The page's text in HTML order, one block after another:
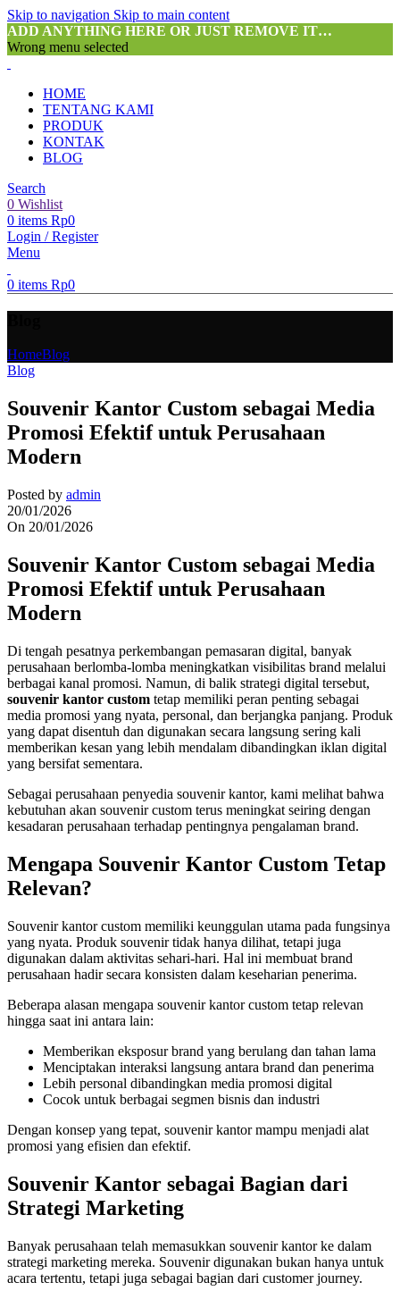
Skip to navigation Skip to main content
ADD ANYTHING HERE OR JUST REMOVE IT…
Wrong menu selected
HOME
TENTANG KAMI
PRODUK
KONTAK
BLOG
Search
0 Wishlist
0 items Rp0
Login / Register
Menu
0 items Rp0
HomeBlog
Blog
Souvenir Kantor Custom sebagai Media
Promosi Efektif untuk Perusahaan
Modern
Posted by admin
20/01/2026
On 20/01/2026
Souvenir Kantor Custom sebagai Media
Promosi Efektif untuk Perusahaan
Modern
Di tengah pesatnya perkembangan pemasaran digital, banyak
perusahaan berlomba-lomba meningkatkan visibilitas brand melalui
berbagai kanal promosi. Namun, di balik strategi digital tersebut,
souvenir kantor custom tetap memiliki peran penting sebagai
media promosi yang nyata, personal, dan berjangka panjang. Produk
yang dapat disentuh dan digunakan secara langsung sering kali
memberikan kesan yang lebih mendalam dibandingkan iklan digital
yang bersifat sementara.
Sebagai perusahaan penyedia souvenir kantor, kami melihat bahwa
kebutuhan akan souvenir custom terus meningkat seiring dengan
kesadaran perusahaan terhadap pentingnya pengalaman brand.
Mengapa Souvenir Kantor Custom Tetap
Relevan?
Souvenir kantor custom memiliki keunggulan utama pada fungsinya
yang nyata. Produk souvenir tidak hanya dilihat, tetapi juga
digunakan dalam aktivitas sehari-hari. Hal ini membuat brand
perusahaan hadir secara konsisten dalam keseharian penerima.
Beberapa alasan mengapa souvenir kantor custom tetap relevan
hingga saat ini antara lain:
Memberikan eksposur brand yang berulang dan tahan lama
Menciptakan interaksi langsung antara brand dan penerima
Lebih personal dibandingkan media promosi digital
Cocok untuk berbagai segmen bisnis dan industri
Dengan konsep yang tepat, souvenir kantor mampu menjadi alat
promosi yang efisien dan efektif.
Souvenir Kantor sebagai Bagian dari
Strategi Marketing
Banyak perusahaan telah memasukkan souvenir kantor ke dalam
strategi marketing mereka. Souvenir digunakan bukan hanya untuk
acara tertentu, tetapi juga sebagai bagian dari customer journey.